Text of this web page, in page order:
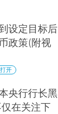
设定目标后
政策(附视
开
央行行长黑
在关注下